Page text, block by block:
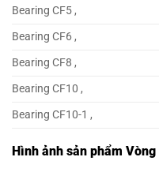
Bearing CF5 ,
Bearing CF6 ,
Bearing CF8 ,
Bearing CF10 ,
Bearing CF10-1 ,
Hình ảnh sản phẩm Vòng